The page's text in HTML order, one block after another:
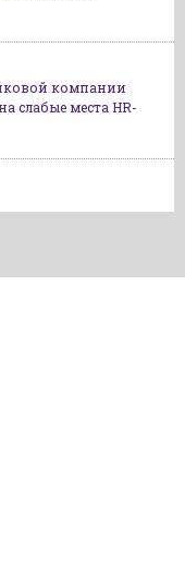
компании
слабые места HR-